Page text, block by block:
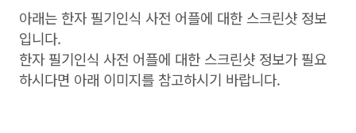
아래는 한자 필기인식 사전 어플에 대한 스크린샷 정보
입니다.
한자 필기인식 사전 어플에 대한 스크린샷 정보가 필요
하시다면 아래 이미지를 참고하시기 바랍니다.